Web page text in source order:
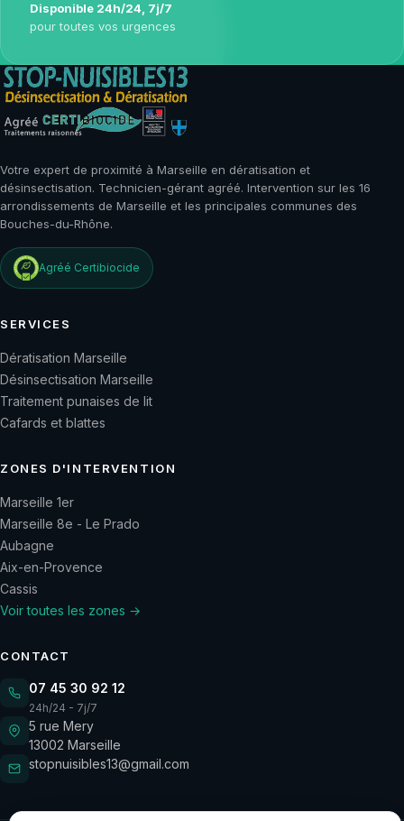
Disponible 24h/24, 7j/7
pour toutes vos urgences
Votre expert de proximité à Marseille en dératisation et
désinsectisation. Technicien-gérant agréé. Intervention sur les 16
arrondissements de Marseille et les principales communes des
Bouches-du-Rhône.
Agréé Certibiocide
SERVICES
Dératisation Marseille
Désinsectisation Marseille
Traitement punaises de lit
Cafards et blattes
ZONES D'INTERVENTION
Marseille 1er
Marseille 8e - Le Prado
Aubagne
Aix-en-Provence
Cassis
Voir toutes les zones →
CONTACT
07 45 30 92 12
24h/24 - 7j/7
5 rue Mery
13002 Marseille
stopnuisibles13@gmail.com